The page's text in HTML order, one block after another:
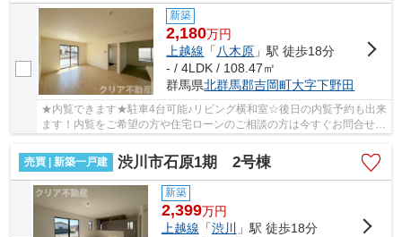
新築
2,180万円
上越線 「八木原 」駅 徒歩18分
- / 4LDK / 108.47㎡
群馬県北群馬郡吉岡町大字下野田
★内覧できます★駐車4台可能♪リビング横和室☆後日の内覧予約も出来
ます！内覧をご希望の方や住宅ローンのご相談の方は今すぐお問合せ下
売買 | 新築一戸建
渋川市石原1期 2号棟
新築
2,399万円
上越線 「渋川
」駅 徒歩18分